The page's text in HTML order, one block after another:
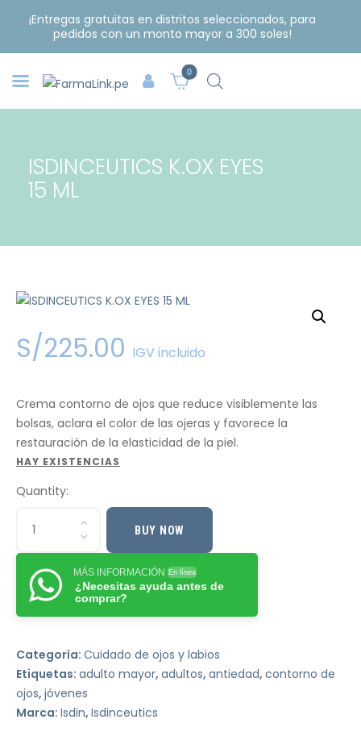
¡Entregas gratuitas en distritos seleccionados, para
pedidos con un monto mayor a 300 soles!
0
ISDINCEUTICS K.OX EYES
15 ML
S/225.00 IGV incluido
Crema contorno de ojos que reduce visiblemente las
bolsas, aclara el color de las ojeras y favorece la
restauración de la elasticidad de la piel.
HAY EXISTENCIAS
Quantity:
BUY NOW
MÁS INFORMACIÓN En línea
¿Necesitas ayuda antes de
comprar?
Categoría: Cuidado de ojos y labios
Etiquetas: adulto mayor, adultos, antiedad, contorno de
ojos, jóvenes
Marca: Isdin, Isdinceutics